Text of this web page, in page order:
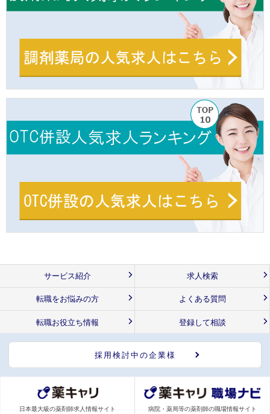
サービス紹介 求人検索
転職をお悩みの方 よくある質問
転職お役立ち情報 登録して相談
採用検討中の企業様
日本最大級の薬剤師求人情報サイト 病院・薬局等の薬剤師の職場情報サイト